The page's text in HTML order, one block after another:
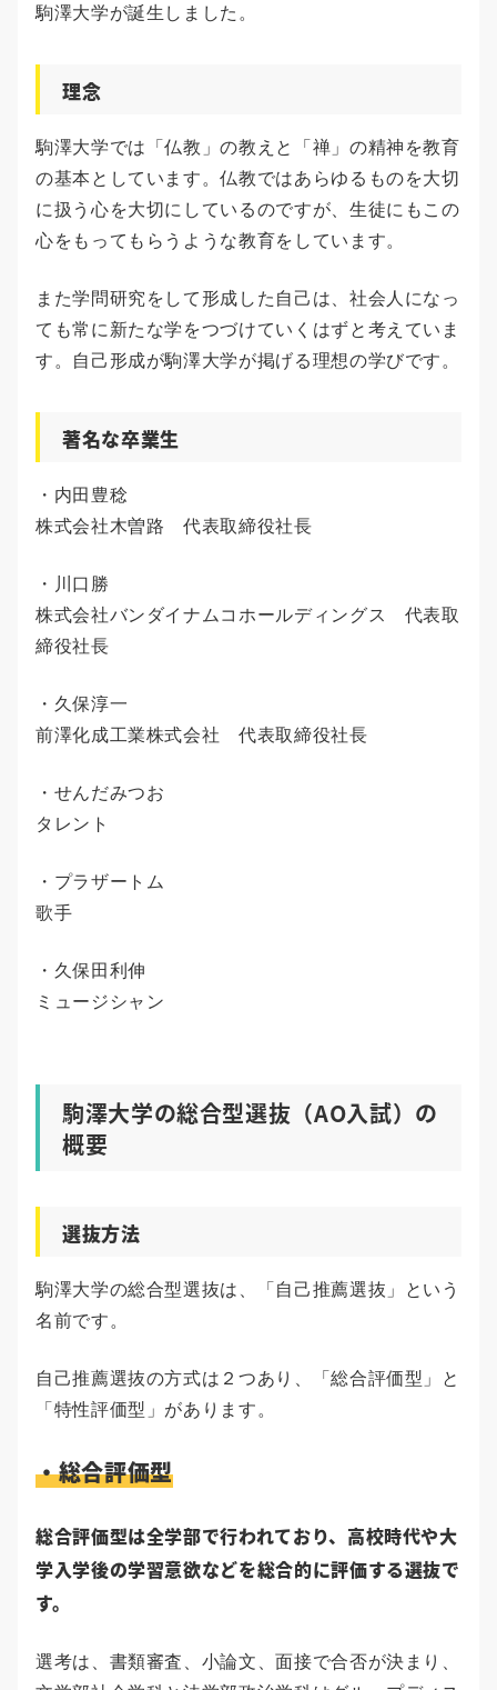
駒澤大学が誕生しました。
理念
駒澤大学では「仏教」の教えと「禅」の精神を教育
の基本としています。仏教ではあらゆるものを大切
に扱う心を大切にしているのですが、生徒にもこの
心をもってもらうような教育をしています。
また学問研究をして形成した自己は、社会人になっ
ても常に新たな学をつづけていくはずと考えていま
す。自己形成が駒澤大学が掲げる理想の学びです。
著名な卒業生
・内田豊稔
株式会社木曽路 代表取締役社長
・川口勝
株式会社バンダイナムコホールディングス 代表取
締役社長
・久保淳一
前澤化成工業株式会社 代表取締役社長
・せんだみつお
タレント
・プラザートム
歌手
・久保田利伸
ミュージシャン
駒澤大学の総合型選抜（AO入試）の
概要
選抜方法
駒澤大学の総合型選抜は、「自己推薦選抜」という
名前です。
自己推薦選抜の方式は２つあり、「総合評価型」と
「特性評価型」があります。
・総合評価型
総合評価型は全学部で行われており、高校時代や大
学入学後の学習意欲などを総合的に評価する選抜で
す。
選考は、書類審査、小論文、面接で合否が決まり、